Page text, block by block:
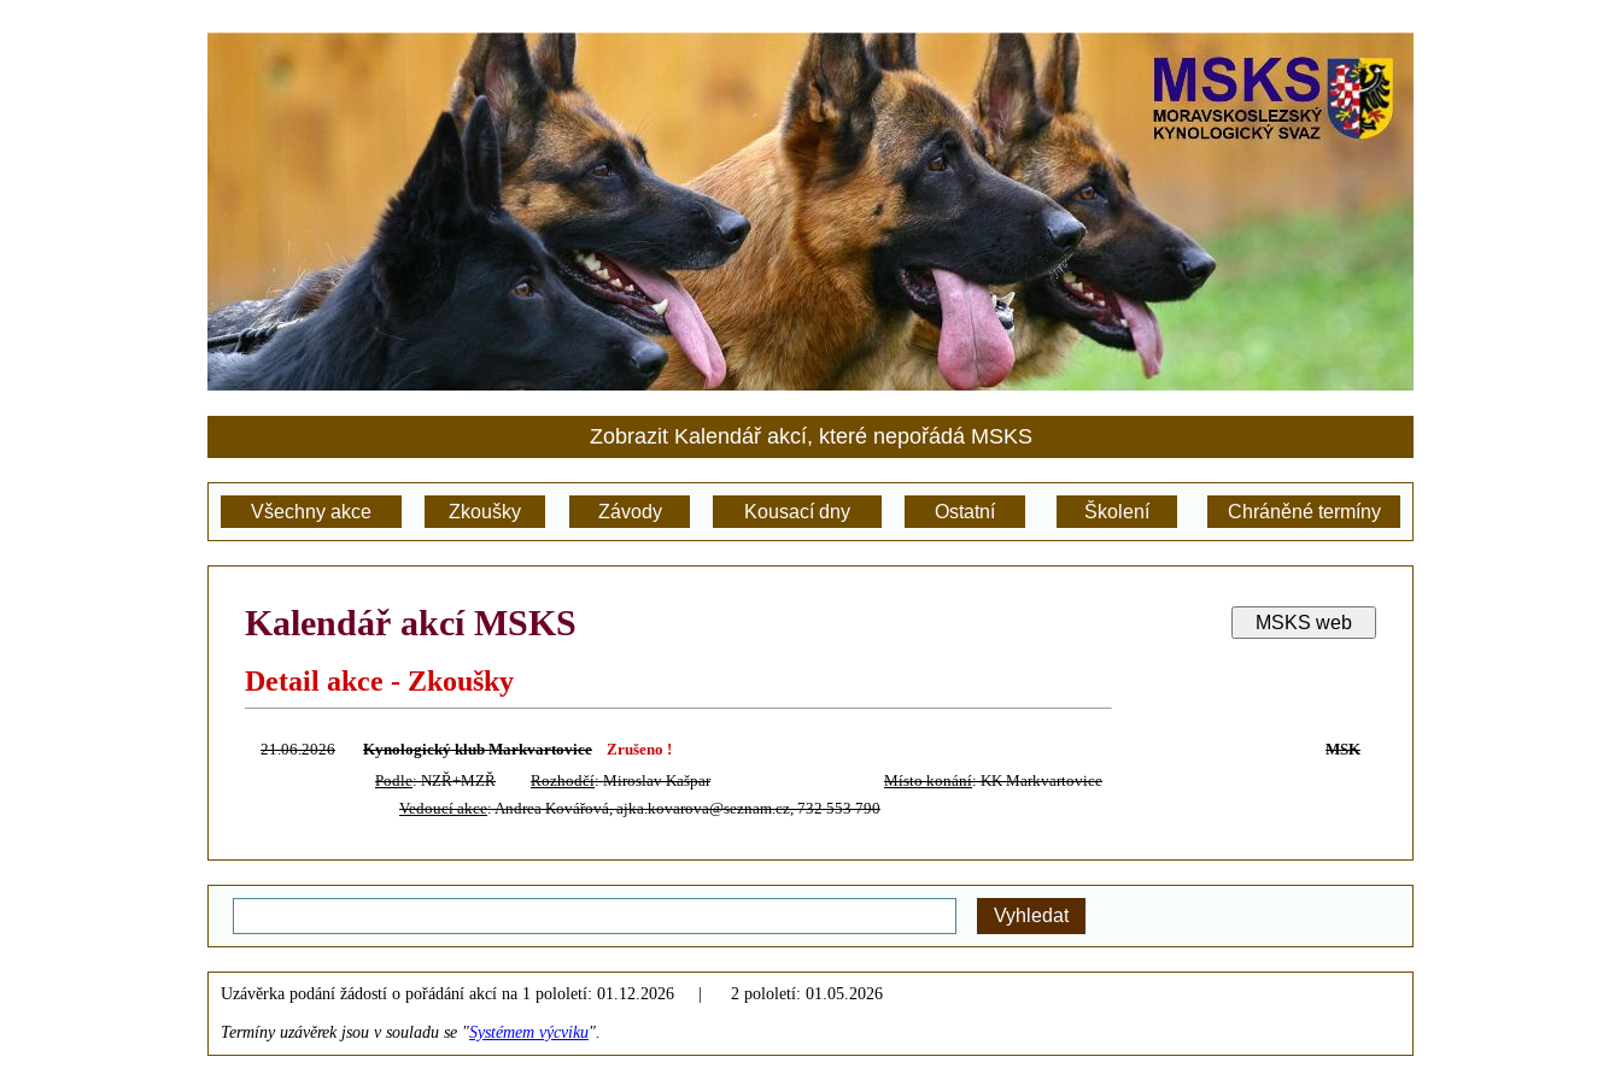
Kalendář akcí MSKS
Detail akce - Zkoušky
21.06.2026 Kynologický klub Markvartovice Zrušeno !
MSK
Podle: NZŘ+MZŘ Rozhodčí: Miroslav Kašpar Místo konání: KK Markvartovice
Vedoucí akce: Andrea Kovářová, ajka.kovarova@seznam.cz, 732 553 790
Uzávěrka podání žádostí o pořádání akcí na 1 pololetí: 01.12.2026 | 2 pololetí: 01.05.2026
Termíny uzávěrek jsou v souladu se "Systémem výcviku".